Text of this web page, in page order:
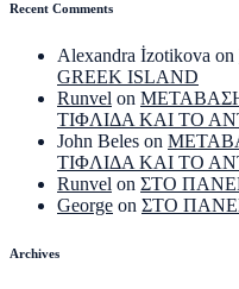
Recent Comments
Alexandra İzotikova on
GREEK ISLAND
Runvel on
ΤΙΦΛΙΔΑ ΚΑΙ ΤΟ
John Beles on
ΤΙΦΛΙΔΑ ΚΑΙ ΤΟ
Runvel on ΣΤΟ
George on ΣΤΟ
Archives